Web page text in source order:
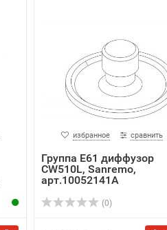
избранное сравнить
Группа E61 диффузор
CW510L, Sanremo,
арт.10052141A
(0)